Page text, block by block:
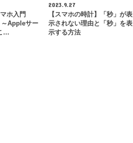
ホ入門
～Appleサー
…
2023.9.27
【スマホの時計】「秒」が表
示されない理由と「秒」を表
示する方法